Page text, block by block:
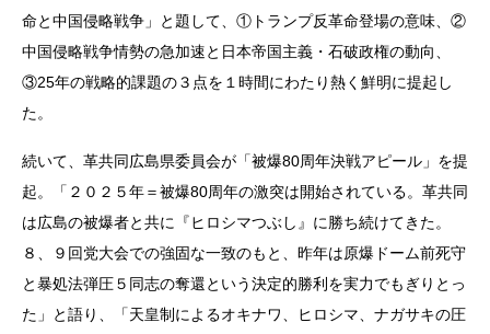
命と中国侵略戦争」と題して、①トランプ反革命登場の意味、②
中国侵略戦争情勢の急加速と日本帝国主義・石破政権の動向、
③25年の戦略的課題の３点を１時間にわたり熱く鮮明に提起し
た。
続いて、革共同広島県委員会が「被爆80周年決戦アピール」を提
起。「２０２５年＝被爆80周年の激突は開始されている。革共同
は広島の被爆者と共に『ヒロシマつぶし』に勝ち続けてきた。
８、９回党大会での強固な一致のもと、昨年は原爆ドーム前死守
と暴処法弾圧５同志の奪還という決定的勝利を実力でもぎりとっ
た」と語り、「天皇制によるオキナワ、ヒロシマ、ナガサキの圧